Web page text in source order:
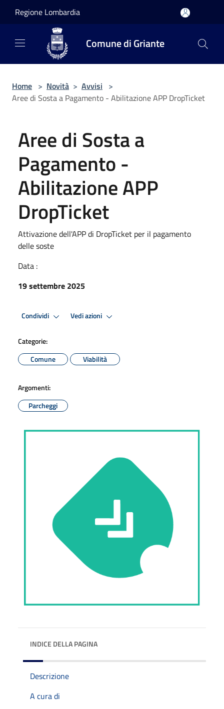
Regione Lombardia
Comune di Griante
Home > Novità > Avvisi >
Aree di Sosta a Pagamento - Abilitazione APP DropTicket
Aree di Sosta a
Pagamento -
Abilitazione APP
DropTicket
Attivazione dell'APP di DropTicket per il pagamento
delle soste
Data :
19 settembre 2025
Condividi Vedi azioni
Categorie:
Comune
Viabilità
Argomenti:
Parcheggi
INDICE DELLA PAGINA
Descrizione
A cura di